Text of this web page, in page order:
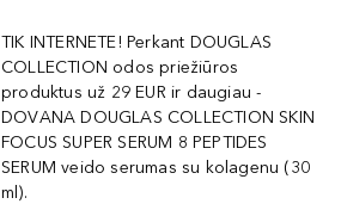
TIK INTERNETE! Perkant DOUGLAS
COLLECTION odos priežiūros
produktus už 29 EUR ir daugiau -
DOVANA DOUGLAS COLLECTION SKIN
FOCUS SUPER SERUM 8 PEPTIDES
SERUM veido serumas su kolagenu (30
ml).